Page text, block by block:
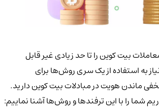
بیت کوین را تا حد زیادی غیر قابل
به استفاده از یک سری روش‌ها برای
ماندن هویت در مبادلات بیت کوین دارید.
شما را با این ترفندها و روش‌ها آشنا نماییم: